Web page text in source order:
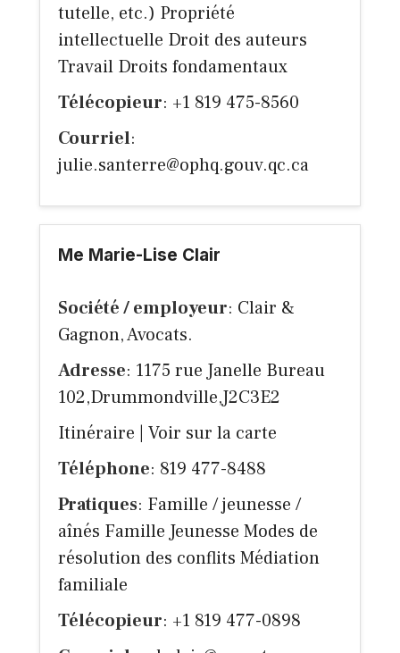
tutelle, etc.) Propriété
intellectuelle Droit des auteurs
Travail Droits fondamentaux
Télécopieur: +1 819 475-8560
Courriel:
julie.santerre@ophq.gouv.qc.ca
Me Marie-Lise Clair
Société / employeur: Clair &
Gagnon, Avocats.
Adresse: 1175 rue Janelle Bureau
102,Drummondville,J2C3E2
Itinéraire
Voir sur la carte
Téléphone: 819 477-8488
Pratiques: Famille / jeunesse /
aînés Famille Jeunesse Modes de
résolution des conflits Médiation
familiale
Télécopieur: +1 819 477-0898